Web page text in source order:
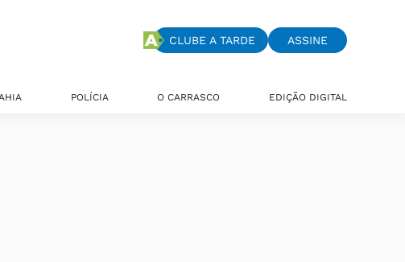
CLUBE A TARDE ASSINE
POLÍCIA O CARRASCO EDIÇÃO DIGITAL